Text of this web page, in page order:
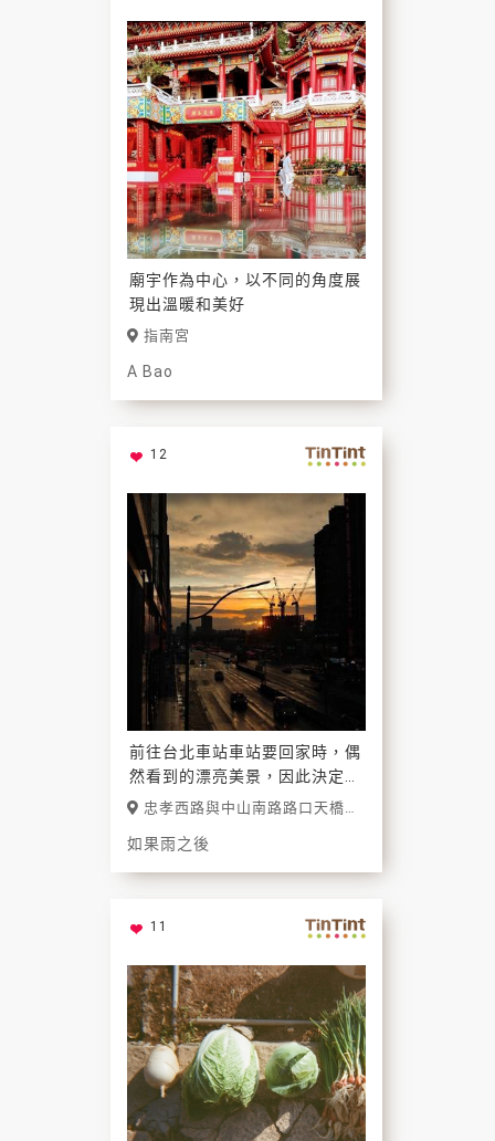
廟宇作為中心，以不同的角度展
現出溫暖和美好
指南宮
A Bao
12
前往台北車站車站要回家時，偶
然看到的漂亮美景，因此決定
下，爬上天橋拍攝美麗的雨後美
忠孝西路與中山南路路口天橋
如果雨之後
11